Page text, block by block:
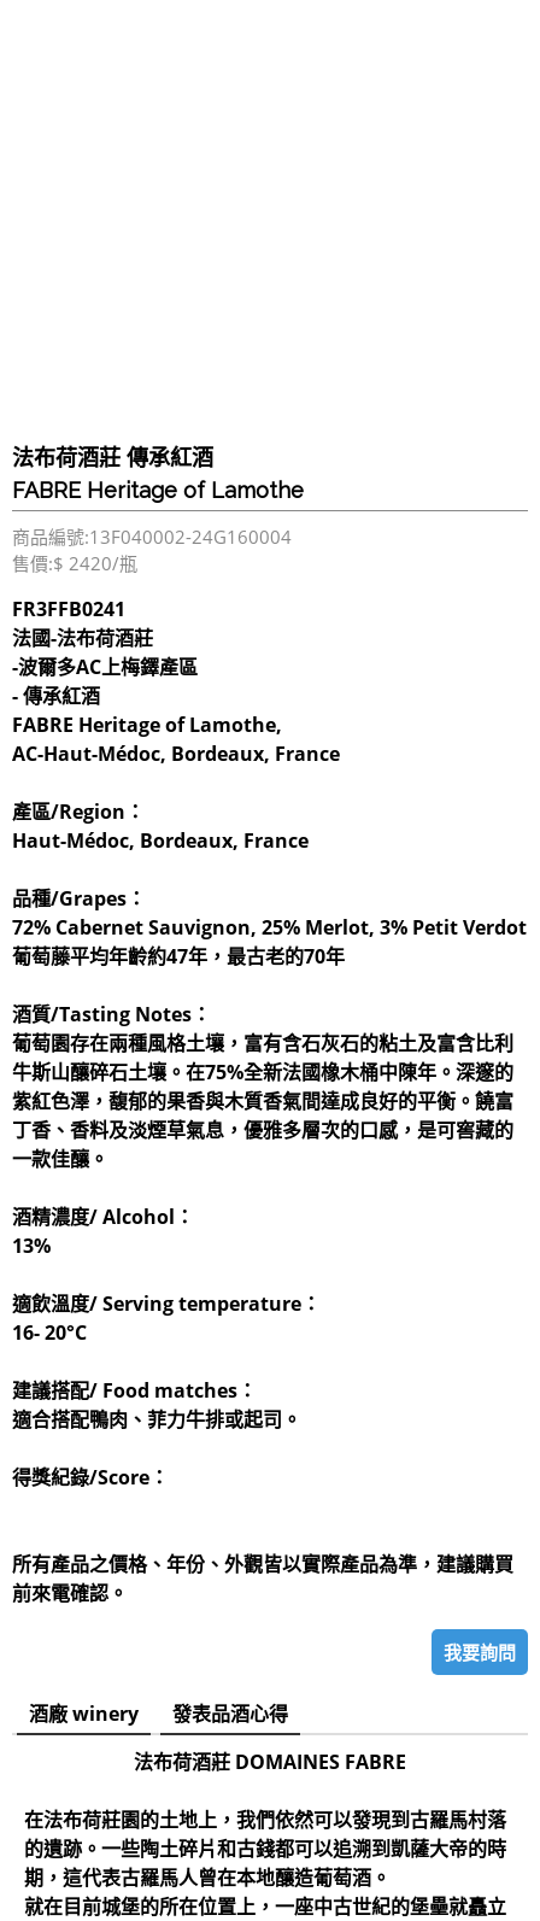
法布荷酒莊 傳承紅酒
FABRE Heritage of Lamothe
商品編號:13F040002-24G160004
售價:$ 2420/瓶
FR3FFB0241
法國-法布荷酒莊
-波爾多AC上梅鐸產區
- 傳承紅酒
FABRE Heritage of Lamothe,
AC-Haut-Médoc, Bordeaux, France
產區/Region：
Haut-Médoc, Bordeaux, France
品種/Grapes：
72% Cabernet Sauvignon, 25% Merlot, 3% Petit Verdot
葡萄藤平均年齡約47年，最古老的70年
酒質/Tasting Notes：
葡萄園存在兩種風格土壤，富有含石灰石的粘土及富含比利
牛斯山釀碎石土壤。在75%全新法國橡木桶中陳年。深邃的
紫紅色澤，馥郁的果香與木質香氣間達成良好的平衡。饒富
丁香、香料及淡煙草氣息，優雅多層次的口感，是可窖藏的
一款佳釀。
酒精濃度/ Alcohol：
13%
適飲溫度/ Serving temperature：
16- 20°C
建議搭配/ Food matches：
適合搭配鴨肉、菲力牛排或起司。
得獎紀錄/Score：
所有產品之價格、年份、外觀皆以實際產品為準，建議購買
前來電確認。
我要詢問
酒廠 winery
發表品酒心得
法布荷酒莊 DOMAINES FABRE
在法布荷莊園的土地上，我們依然可以發現到古羅馬村落
的遺跡。一些陶土碎片和古錢都可以追溯到凱薩大帝的時
期，這代表古羅馬人曾在本地釀造葡萄酒。
就在目前城堡的所在位置上，一座中古世紀的堡壘就矗立